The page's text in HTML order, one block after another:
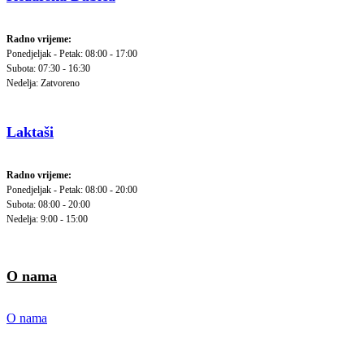
Radno vrijeme:
Ponedjeljak - Petak: 08:00 - 17:00
Subota: 07:30 - 16:30
Nedelja: Zatvoreno
Laktaši
Radno vrijeme:
Ponedjeljak - Petak: 08:00 - 20:00
Subota: 08:00 - 20:00
Nedelja: 9:00 - 15:00
O nama
O nama